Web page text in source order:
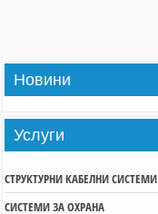
Новини
Услуги
СТРУКТУРНИ КАБЕЛНИ СИСТЕМИ
СИСТЕМИ ЗА ОХРАНА